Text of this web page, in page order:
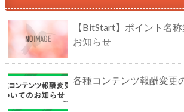
【BitStart】ポイント名
お知らせ
各種コンテンツ報酬変更